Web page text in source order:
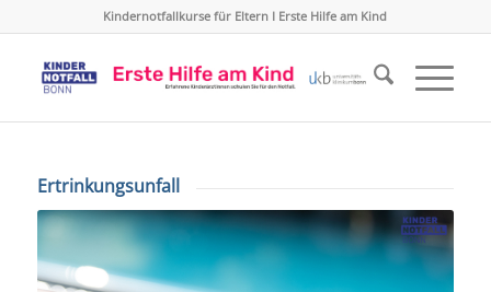
Kindernotfallkurse für Eltern I Erste Hilfe am Kind
Ertrinkungsunfall